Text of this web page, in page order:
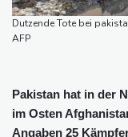
Dutzende Tote bei
AFP
Pakistan hat in der
im Osten
Angaben 25